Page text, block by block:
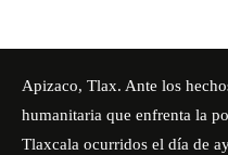
Apizaco, Tlax. Ante los
humanitaria que enfrenta la
Tlaxcala ocurridos el día de